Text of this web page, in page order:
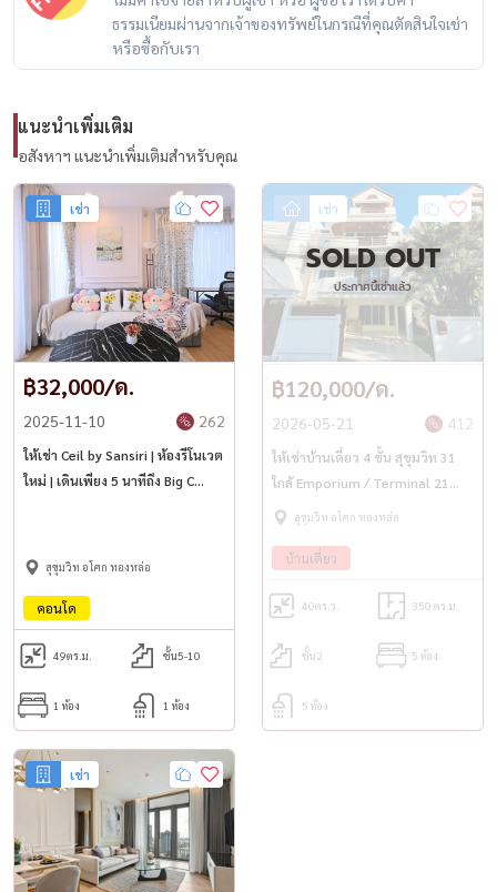
Call / WhatsApp:+66 (0)98-147-4644
LINE: @housewa
Website: www.housewathailand.com
#MillenniumResidence #สุขุมวิท20 #คอนโดหรูสุขุมวิท
#คอนโดพร้อมพงษ์ #LuxuryCondoBangkok #HousewaThailand
ธรรมเนียมผ่านจากเจ้าของทรัพย์ในกรณีที่คุณตัดสินใจเช่า
หรือซื้อกับเรา
แนะนำเพิ่มเติม
อสังหาฯ แนะนำเพิ่มเติมสำหรับคุณ
เช่า
฿32,000/ด.
2025-11-10 262
ให้เช่า Ceil by Sansiri | ห้องรีโนเวต
ใหม่ | เดินเพียง 5 นาทีถึง Big C
สุขุมวิท อโศก ทองหล่อ
คอนโด
49ตร.ม. ชั้น5-10
1 ห้อง 1 ห้อง
เช่า
SOLD OUT
ประกาศนี้เช่าแล้ว
฿120,000/ด.
2026-05-21 412
ให้เช่าบ้านเดี่ยว 4 ชั้น สุขุมวิท 31
ใกล้ Emporium / Terminal 21
Asok | BTS พร้อมพงษ์
สุขุมวิท อโศก ทองหล่อ
บ้านเดี่ยว
40ตร.ว. 350 ตร.ม.
ชั้น2 5 ห้อง
5 ห้อง
เช่า